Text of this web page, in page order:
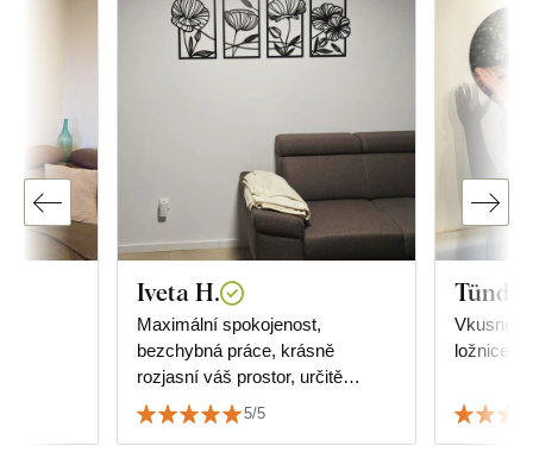
Iveta H.
Maximální spokojenost,
bezchybná práce, krásně
rozjasní váš prostor, určitě
doporučuji.
5/5
Tünde
Vkusné,
ložnice.